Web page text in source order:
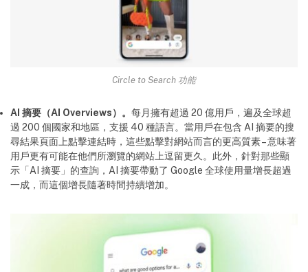
Circle to Search 功能
AI 摘要（AI Overviews）。 每月擁有超過 20 億用戶，遍及全球超
過 200 個國家和地區，支援 40 種語言。當用戶在包含 AI 摘要的搜
尋結果頁面上點擊連結時，這些點擊對網站而言的更高質素 – 意味著
用戶更有可能在他們所瀏覽的網站上逗留更久。此外，針對那些顯
示「AI 摘要」的查詢，AI 摘要帶動了 Google 全球使用量增長超過
一成，而這個增長隨著時間持續增加。